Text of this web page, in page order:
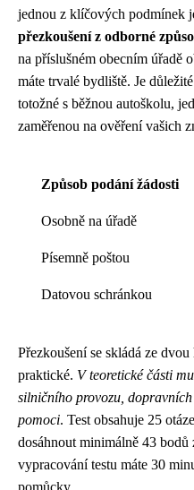
jednou z klíčových podmínek
přezkoušení z odborné
na příslušném obecním úřadě
máte trvalé bydliště. Je
totožné s běžnou autoškolu,
zaměřenou na ověření vašich
Způsob podání žádosti
Osobně na úřadě
Písemně poštou
Datovou schránkou
Přezkoušení se skládá ze
praktické. V teoretické části
silničního provozu,
pomoci. Test obsahuje 25
dosáhnout minimálně 43
vypracování testu máte 30
pomůcky.